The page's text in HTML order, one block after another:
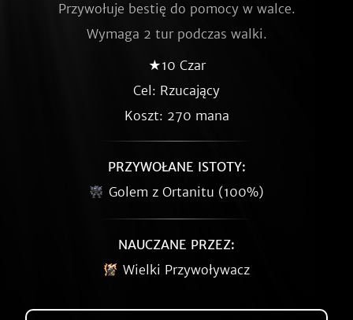
Przywołuje bestię do pomocy w walce.
Wymaga 2 tur podczas walki.
★10 Czar
Cel: Rzucający
Koszt: 270 mana
PRZYWOŁANE ISTOTY:
Golem z Ortanitu (100%)
NAUCZANE PRZEZ:
Wielki Przywoływacz